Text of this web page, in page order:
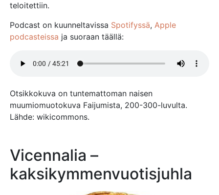
teloitettiin.
Podcast on kuunneltavissa Spotifyssä, Apple
podcasteissa ja suoraan täällä:
Otsikkokuva on tuntemattoman naisen
muumiomuotokuva Faijumista, 200-300-luvulta.
Lähde: wikicommons.
Vicennalia –
kaksikymmenvuotisjuhla